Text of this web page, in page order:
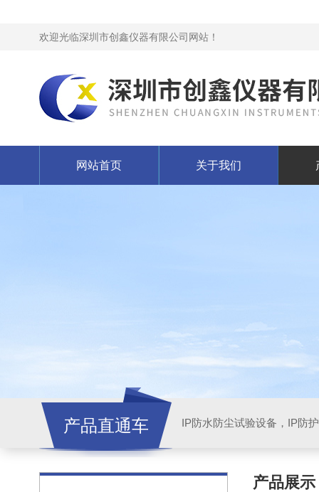
欢迎光临深圳市创鑫仪器有限公司网站！
网站首页 关于我们
产品直通车
产品展示